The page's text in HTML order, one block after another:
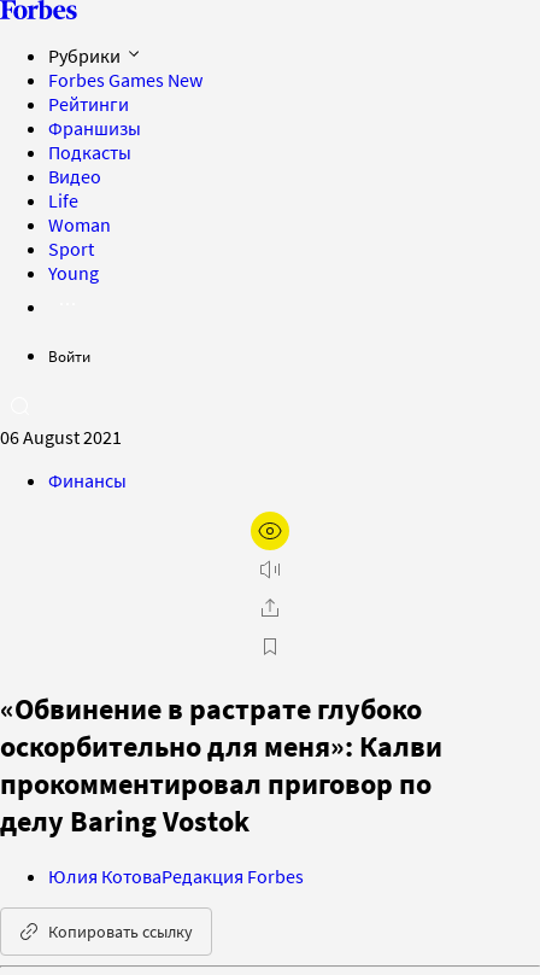
Рубрики
Forbes Games New
Рейтинги
Франшизы
Подкасты
Видео
Life
Woman
Sport
Young
Войти
06 August 2021
Финансы
«Обвинение в растрате глубоко
oскорбительно для меня»: Калви
прокомментировал приговор по
делу Baring Vostok
Юлия КотоваРедакция Forbes
Копировать ссылку